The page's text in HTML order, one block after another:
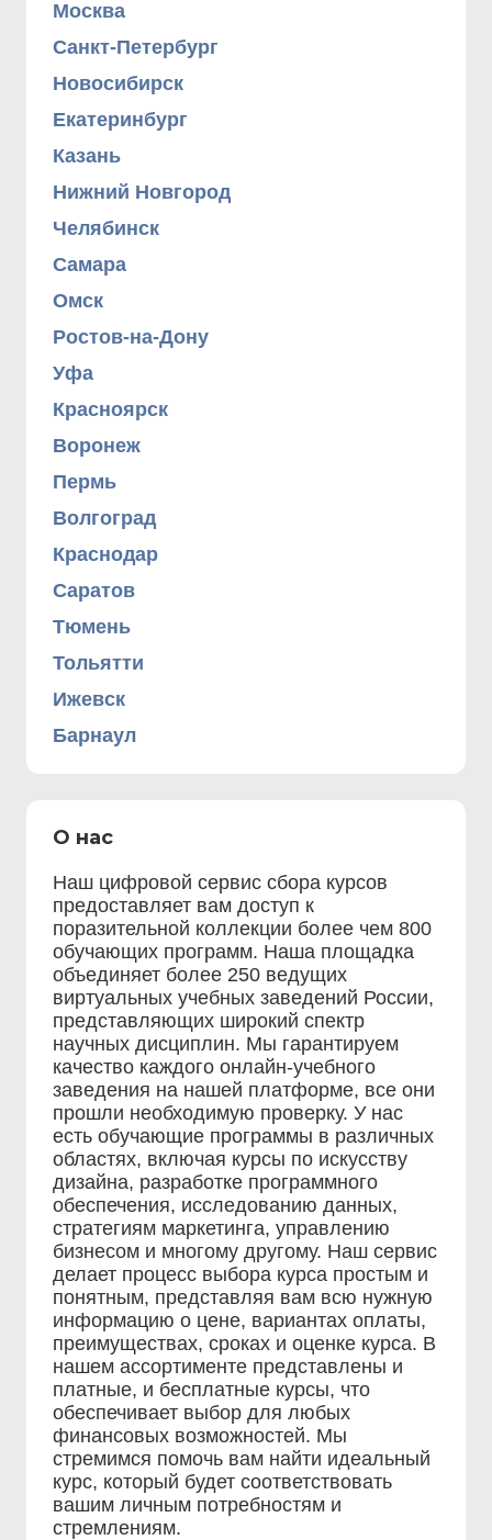
Москва
Санкт-Петербург
Новосибирск
Екатеринбург
Казань
Нижний Новгород
Челябинск
Самара
Омск
Ростов-на-Дону
Уфа
Красноярск
Воронеж
Пермь
Волгоград
Краснодар
Саратов
Тюмень
Тольятти
Ижевск
Барнаул
О нас
Наш цифровой сервис сбора курсов
предоставляет вам доступ к
поразительной коллекции более чем 800
обучающих программ. Наша площадка
объединяет более 250 ведущих
виртуальных учебных заведений России,
представляющих широкий спектр
научных дисциплин. Мы гарантируем
качество каждого онлайн-учебного
заведения на нашей платформе, все они
прошли необходимую проверку. У нас
есть обучающие программы в различных
областях, включая курсы по искусству
дизайна, разработке программного
обеспечения, исследованию данных,
стратегиям маркетинга, управлению
бизнесом и многому другому. Наш сервис
делает процесс выбора курса простым и
понятным, представляя вам всю нужную
информацию о цене, вариантах оплаты,
преимуществах, сроках и оценке курса. В
нашем ассортименте представлены и
платные, и бесплатные курсы, что
обеспечивает выбор для любых
финансовых возможностей. Мы
стремимся помочь вам найти идеальный
курс, который будет соответствовать
вашим личным потребностям и
стремлениям.